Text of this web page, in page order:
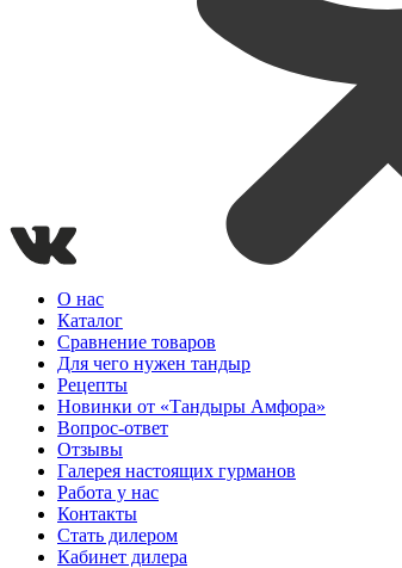
О нас
Каталог
Сравнение товаров
Для чего нужен тандыр
Рецепты
Новинки от «Тандыры Амфора»
Вопрос-ответ
Отзывы
Галерея настоящих гурманов
Работа у нас
Контакты
Стать дилером
Кабинет дилера